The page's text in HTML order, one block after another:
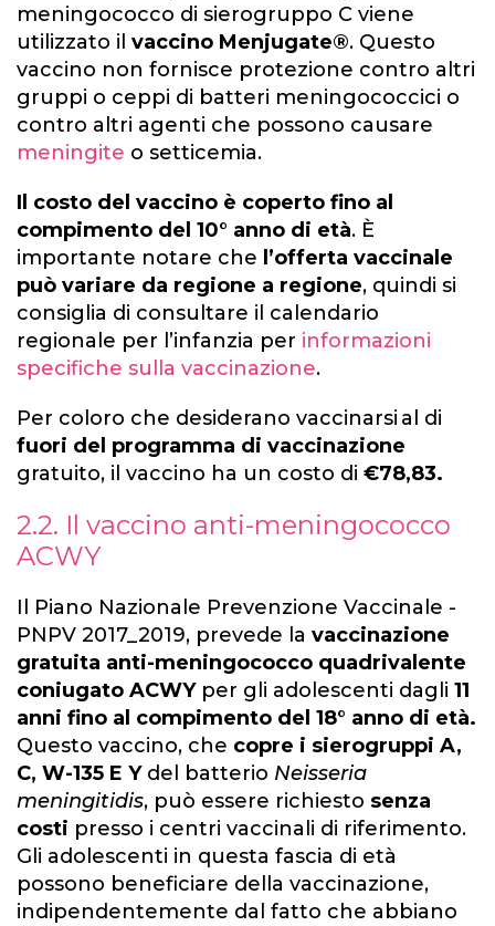
meningococco di sierogruppo C viene
utilizzato il vaccino Menjugate®. Questo
vaccino non fornisce protezione contro altri
gruppi o ceppi di batteri meningococcici o
contro altri agenti che possono causare
meningite o setticemia.
Il costo del vaccino è coperto fino al
compimento del 10° anno di età. È
importante notare che l’offerta vaccinale
può variare da regione a regione, quindi si
consiglia di consultare il calendario
regionale per l’infanzia per informazioni
specifiche sulla vaccinazione.
Per coloro che desiderano vaccinarsi al di
fuori del programma di vaccinazione
gratuito, il vaccino ha un costo di €78,83.
2.2. Il vaccino anti-meningococco
ACWY
Il Piano Nazionale Prevenzione Vaccinale -
PNPV 2017_2019, prevede la vaccinazione
gratuita anti-meningococco quadrivalente
coniugato ACWY per gli adolescenti dagli 11
anni fino al compimento del 18° anno di età.
Questo vaccino, che copre i sierogruppi A,
C, W-135 E Ydel batterio Neisseria
meningitidis, può essere richiesto senza
costi presso i centri vaccinali di riferimento.
Gli adolescenti in questa fascia di età
possono beneficiare della vaccinazione,
indipendentemente dal fatto che abbiano